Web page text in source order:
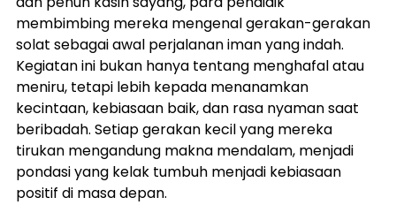
membimbing mereka mengenal gerakan-gerakan
solat sebagai awal perjalanan iman yang indah.
Kegiatan ini bukan hanya tentang menghafal atau
meniru, tetapi lebih kepada menanamkan
kecintaan, kebiasaan baik, dan rasa nyaman saat
beribadah. Setiap gerakan kecil yang mereka
tirukan mengandung makna mendalam, menjadi
pondasi yang kelak tumbuh menjadi kebiasaan
positif di masa depan.